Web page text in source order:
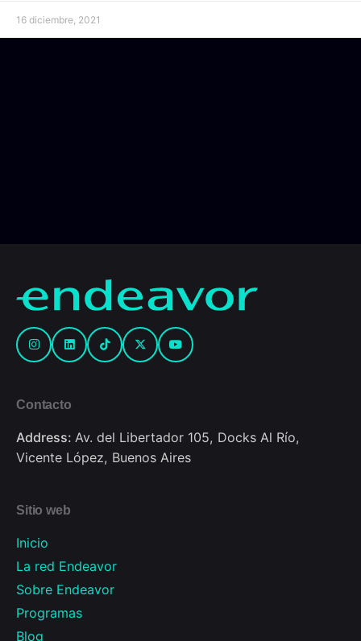
16 diciembre, 2021
Contacto
Address: Av. del Libertador 105, Docks Al Río,
Vicente López, Buenos Aires
Sitio web
Inicio
La red Endeavor
Sobre Endeavor
Programas
Blog